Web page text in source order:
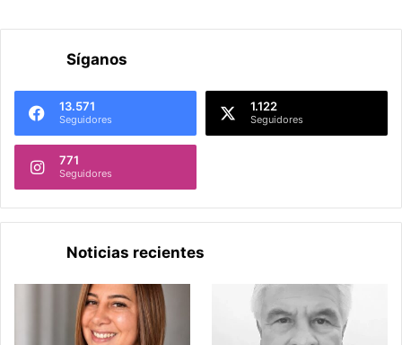
Síganos
13.571
Seguidores
1.122
Seguidores
771
Seguidores
Noticias recientes